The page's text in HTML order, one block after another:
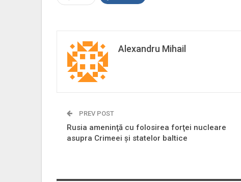
Alexandru Mihail
PREV POST
Rusia ameninţă cu folosirea forţei nucleare
asupra Crimeei şi statelor baltice